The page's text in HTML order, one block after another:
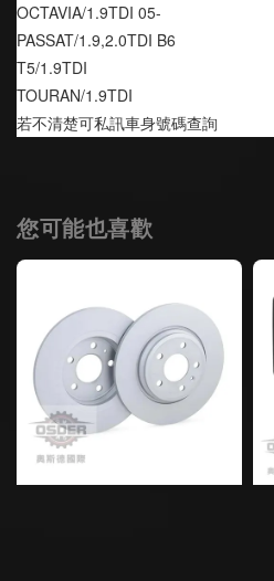
OCTAVIA/1.9TDI 05-
PASSAT/1.9,2.0TDI B6
T5/1.9TDI
TOURAN/1.9TDI
若不清楚可私訊車身號碼查詢
您可能也喜歡